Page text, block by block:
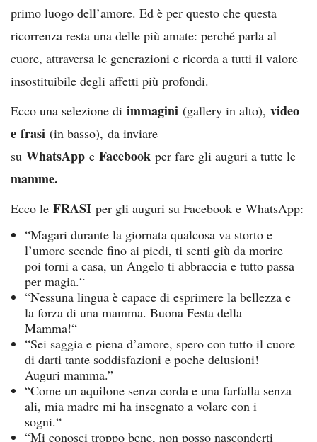
primo luogo dell’amore. Ed è per questo che questa
ricorrenza resta una delle più amate: perché parla al
cuore, attraversa le generazioni e ricorda a tutti il valore
insostituibile degli affetti più profondi.
Ecco una selezione di immagini (gallery in alto), video
e frasi (in basso), da inviare
su WhatsApp e Facebook per fare gli auguri a tutte le
mamme.
Ecco le FRASI per gli auguri su Facebook e WhatsApp:
“Magari durante la giornata qualcosa va storto e
l’umore scende fino ai piedi, ti senti giù da morire
poi torni a casa, un Angelo ti abbraccia e tutto passa
per magia.“
“Nessuna lingua è capace di esprimere la bellezza e
la forza di una mamma. Buona Festa della
Mamma!“
“Sei saggia e piena d’amore, spero con tutto il cuore
di darti tante soddisfazioni e poche delusioni!
Auguri mamma.”
“Come un aquilone senza corda e una farfalla senza
ali, mia madre mi ha insegnato a volare con i
sogni.“
“Mi conosci troppo bene, non posso nasconderti